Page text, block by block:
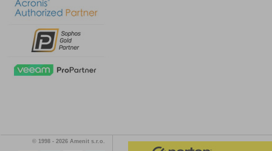
© 1998 - 2026 Amenit s.r.o.